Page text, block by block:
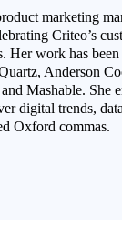
marketing
Criteo’s
Her work has
Anderson
Mashable. She
digital trends,
Oxford commas.